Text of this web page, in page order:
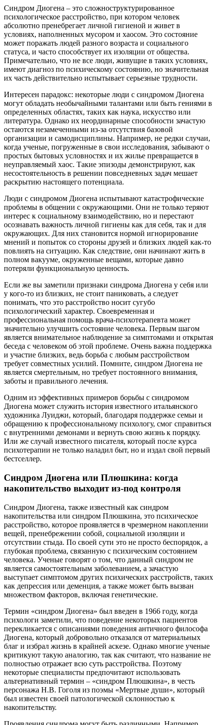
Синдром Диогена – это сложноструктурированное
психологическое расстройство, при котором человек
абсолютно пренебрегает личной гигиеной и живет в
условиях, наполненных мусором и хаосом. Это состояние
может поражать людей разного возраста и социального
статуса, и часто способствует их изоляции от общества.
Примечательно, что не все люди, живущие в таких условиях,
имеют диагноз по психическому состоянию, но значительная
их часть действительно испытывает серьезные трудности.
Интересен парадокс: некоторые люди с синдромом Диогена
могут обладать необычайными талантами или быть гениями в
определенных областях, таких как наука, искусство или
литература. Однако их неординарные способности зачастую
остаются незамеченными из-за отсутствия базовой
организации и самодисциплины. Например, не редки случаи,
когда ученые, погруженные в свои исследования, забывают о
простых бытовых условностях и их жилье превращается в
неуправляемый хаос. Такие эпизоды демонстрируют, как
несостоятельность в решении повседневных задач мешает
раскрытию настоящего потенциала.
Люди с синдромом Диогена испытывают катастрофические
проблемы в общении с окружающими. Они не только теряют
интерес к социальному взаимодействию, но и перестают
осознавать важность личной гигиены как для себя, так и для
окружающих. Для них становится нормой игнорирование
мнений и попыток со стороны друзей и близких людей как-то
повлиять на ситуацию. Как следствие, они начинают жить в
полном вакууме, окруженные вещами, которые давно
потеряли функциональную ценность.
Если же вы заметили признаки синдрома Диогена у себя или
у кого-то из близких, не стоит паниковать, а следует
понимать, что это расстройство носит сугубо
психологический характер. Своевременная и
профессиональная помощь врача-психотерапевта может
значительно улучшить состояние человека. Первым шагом
является внимательное наблюдение за симптомами и открытая
беседа с человеком об этой проблеме. Очень важна поддержка
и участие близких, ведь борьба с любым расстройством
требует совместных усилий. Помните, синдром Диогена не
является смертельным, но требует постоянного внимания,
заботы и правильного лечения.
Одним из эффективных примеров борьбы с синдромом
Диогена может служить история известного итальянского
художника Луиджи, который, благодаря поддержке семьи и
обращению к профессиональному психологу, смог справиться
с внутренними демонами и вернуть свою жизнь к порядку.
Или же случай известного писателя, который после курса
психотерапии не только наладил быт, но и издал свой первый
бестселлер.
Синдром Диогена или Плюшкина: когда
накопительство выходит из-под контроля
Синдром Диогена, также известный как синдром
накопительства или синдром Плюшкина, это психическое
расстройство, которое проявляется в чрезмерном накоплении
вещей, пренебрежении собой, социальной изоляции и
отсутствии стыда. По своей сути это не просто беспорядок, а
глубокая проблема, связанную с психическим состоянием
человека. Ученые говорят о том, что данный синдром не
является самостоятельным заболеванием, а зачастую
выступает симптомом других психических расстройств, таких
как депрессия или деменция, а также может быть вызван
множеством факторов, включая генетические.
Термин «синдром Диогена» был введен в 1966 году, когда
психологи заметили, что поведение некоторых пациентов
перекликается с описаниями поведения античного философа
Диогена, который добровольно отказался от материальных
благ и избрал жизнь в крайней аскезе. Однако многие ученые
критикуют такую аналогию, так как считают, что название не
полностью отражает всю суть расстройства. Поэтому
некоторые специалисты предпочитают использовать
альтернативный термин – «синдром Плюшкина», в честь
персонажа Н.В. Гоголя из поэмы «Мертвые души», который
был известен своей патологической склонностью к
накопительству.